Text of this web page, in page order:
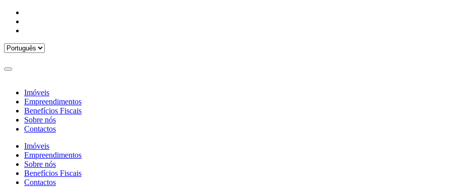
Imóveis
Empreendimentos
Benefícios Fiscais
Sobre nós
Contactos
Imóveis
Empreendimentos
Sobre nós
Benefícios Fiscais
Contactos